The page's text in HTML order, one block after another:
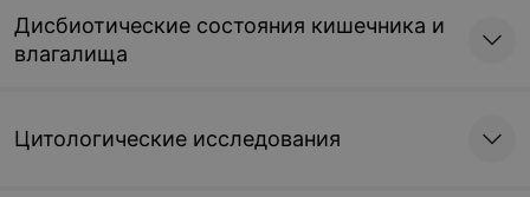
Дисбиотические состояния кишечника и
влагалища
Цитологические исследования